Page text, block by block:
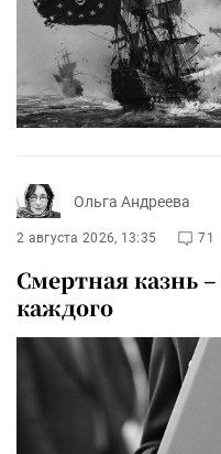
Ольга Андреева
2 августа 2026, 13:35 71
Смертная казнь
каждого